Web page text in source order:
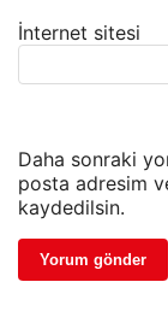
İnternet sitesi
Daha sonraki
posta adresim
kaydedilsin.